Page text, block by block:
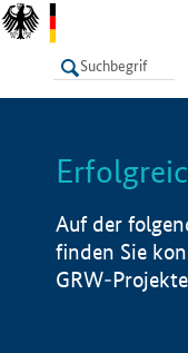
LISTE
Auf der
finden Sie
GRW-